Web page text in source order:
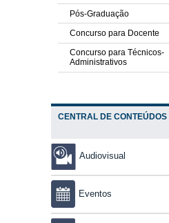
Pós-Graduação
Concurso para Docente
Concurso para Técnicos-
Administrativos
CENTRAL DE CONTEÚDOS
Audiovisual
Eventos